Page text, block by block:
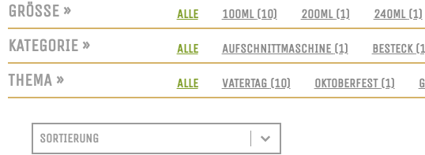
GRÖSSE »
GRÖSSEN
ALLE 100ML (10) 200ML (1) 240ML (1)
KATEGORIE »
KATEGORIE
ALLE AUFSCHNITTMASCHINE (1) BESTECK
THEMA »
THEMEN
ALLE VATERTAG (10) OKTOBERFEST (1)
SORTIEREN
SORT CONTENT
SORT CONTENT